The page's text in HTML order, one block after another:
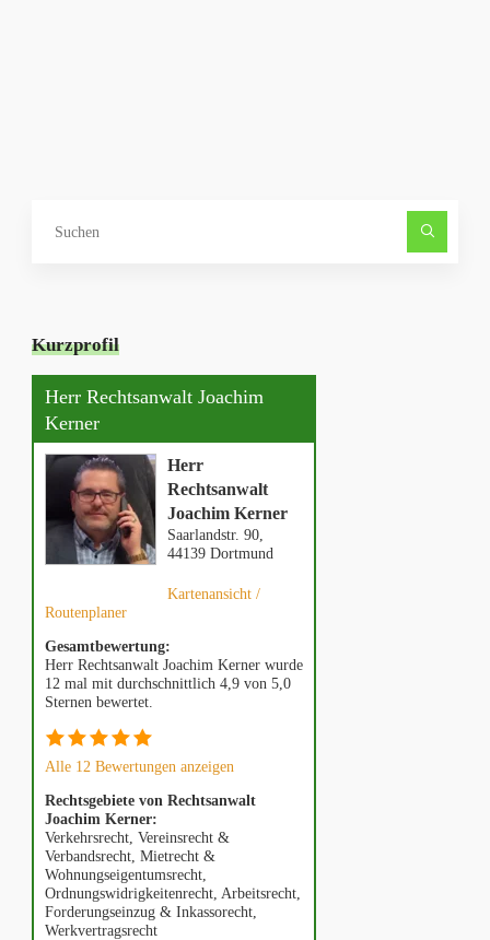
Kurzprofil
Herr Rechtsanwalt Joachim
Kerner
Herr
Rechtsanwalt
Joachim Kerner
Saarlandstr. 90,
44139 Dortmund
Kartenansicht /
Routenplaner
Gesamtbewertung:
Herr Rechtsanwalt Joachim Kerner wurde
12 mal mit durchschnittlich 4,9 von 5,0
Sternen bewertet.
Alle 12 Bewertungen anzeigen
Rechtsgebiete von Rechtsanwalt
Joachim Kerner:
Verkehrsrecht, Vereinsrecht &
Verbandsrecht, Mietrecht &
Wohnungseigentumsrecht,
Ordnungswidrigkeitenrecht, Arbeitsrecht,
Forderungseinzug & Inkassorecht,
Werkvertragsrecht